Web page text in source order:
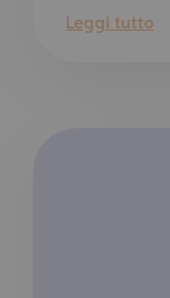
Leggi tutto